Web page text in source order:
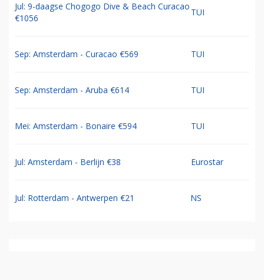
Jul: 9-daagse Chogogo Dive & Beach Curacao
€1056
TUI
Sep: Amsterdam - Curacao €569 TUI
Sep: Amsterdam - Aruba €614 TUI
Mei: Amsterdam - Bonaire €594 TUI
Jul: Amsterdam - Berlijn €38 Eurostar
Jul: Rotterdam - Antwerpen €21 NS